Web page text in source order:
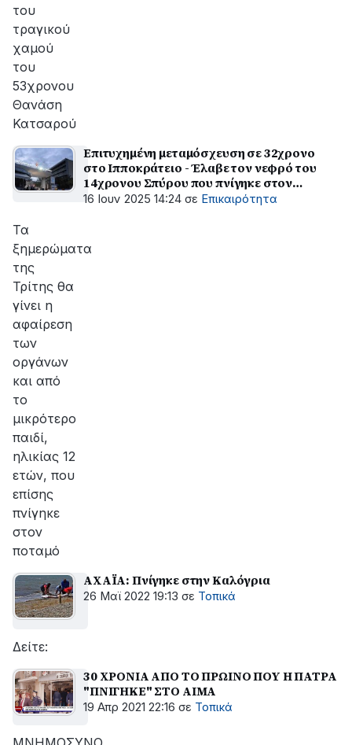
του
τραγικού
χαμού
του
53χρονου
Θανάση
Κατσαρού
Επιτυχημένη μεταμόσχευση σε 32χρονο
στο Ιπποκράτειο - Έλαβε τον νεφρό του
14χρονου Σπύρου που πνίγηκε στον
Άραχθο
16 Ιουν 2025 14:24 σε Επικαιρότητα
Τα
ξημερώματα
της
Τρίτης θα
γίνει η
αφαίρεση
των
οργάνων
και από
το
μικρότερο
παιδί,
ηλικίας 12
ετών, που
επίσης
πνίγηκε
στον
ποταμό
ΑΧΑΪΑ: Πνίγηκε στην Καλόγρια
26 Μαϊ 2022 19:13 σε Τοπικά
Δείτε:
30 ΧΡΟΝΙΑ ΑΠΟ ΤΟ ΠΡΩΙΝΟ ΠΟΥ Η ΠΑΤΡΑ
"ΠΝΙΓΗΚΕ" ΣΤΟ ΑΙΜΑ
19 Απρ 2021 22:16 σε Τοπικά